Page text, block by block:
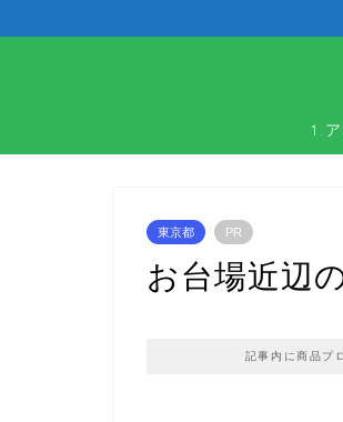
1.
東京都 PR
お台場近辺
記事内に商品プ